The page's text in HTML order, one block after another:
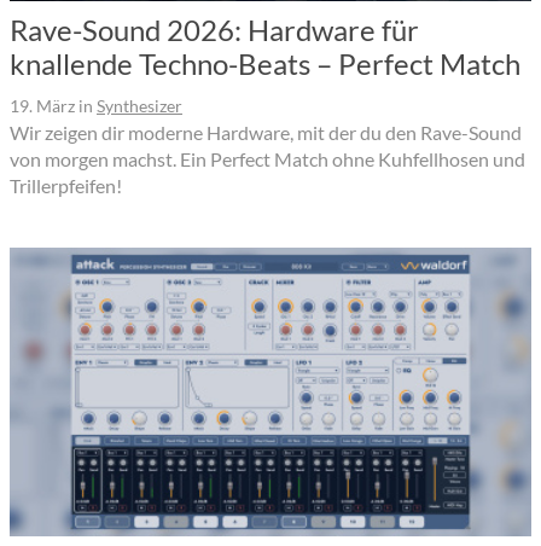
Rave-Sound 2026: Hardware für
knallende Techno-Beats – Perfect Match
19. März in Synthesizer
Wir zeigen dir moderne Hardware, mit der du den Rave-Sound
von morgen machst. Ein Perfect Match ohne Kuhfellhosen und
Trillerpfeifen!